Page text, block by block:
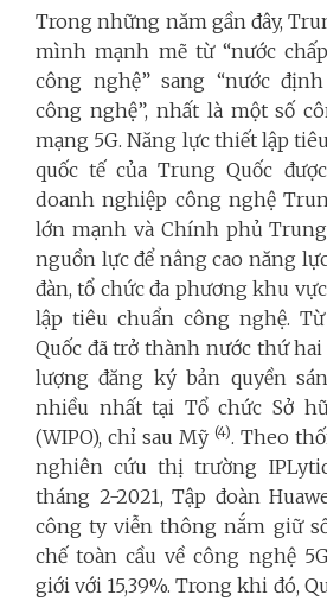
Trong những năm gần đây,
mình mạnh mẽ từ “nước
công nghệ” sang “nước
công nghệ”, nhất là một số
mạng 5G. Năng lực thiết lập
quốc tế của Trung Quốc
doanh nghiệp công nghệ
lớn mạnh và Chính phủ
nguồn lực để nâng cao năng
đàn, tổ chức đa phương khu
lập tiêu chuẩn công nghệ.
Quốc đã trở thành nước thứ
lượng đăng ký bản quyền
nhiều nhất tại Tổ chức Sở
(WIPO), chỉ sau Mỹ (4). Theo
nghiên cứu thị trường
tháng 2-2021, Tập đoàn
công ty viễn thông nắm giữ
chế toàn cầu về công nghệ
giới với 15,39%. Trong khi đó,